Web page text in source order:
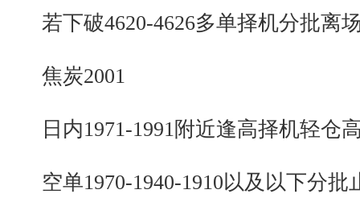
若下破4620-4626多单择机分批离
焦炭2001
日内1971-1991附近逢高择机轻仓
空单1970-1940-1910以及以下分批